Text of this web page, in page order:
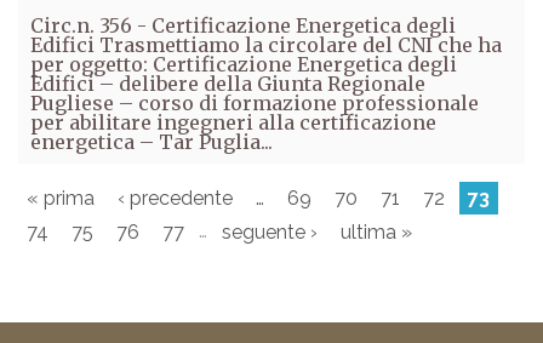
Circ.n. 356 - Certificazione Energetica degli
Edifici Trasmettiamo la circolare del CNI che ha
per oggetto: Certificazione Energetica degli
Edifici – delibere della Giunta Regionale
Pugliese – corso di formazione professionale
per abilitare ingegneri alla certificazione
energetica – Tar Puglia...
« prima ‹ precedente … 69 70 71 72
73
74
75 76 77 … seguente › ultima »